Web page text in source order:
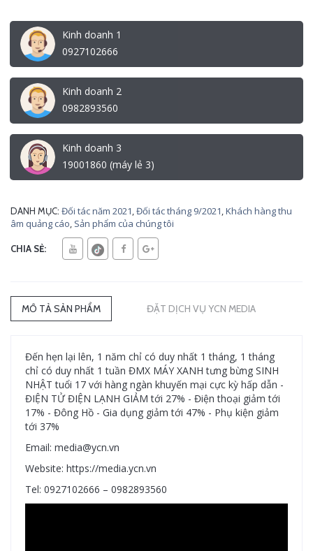
Kinh doanh 1
0927102666
Kinh doanh 2
0982893560
Kinh doanh 3
19001860 (máy lẻ 3)
DANH MỤC: Đối tác năm 2021,Đối tác tháng 9/2021,Khách hàng thu
âm quảng cáo, Sản phẩm của chúng tôi
CHIA SẺ:
MÔ TẢ SẢN PHẨM ĐẶT DỊCH VỤ YCN MEDIA
Đến hẹn lại lên, 1 năm chỉ có duy nhất 1 tháng, 1 tháng
chỉ có duy nhất 1 tuần ĐMX MÁY XANH tưng bừng SINH
NHẬT tuổi 17 với hàng ngàn khuyến mại cực kỳ hấp dẫn -
ĐIỆN TỬ ĐIỆN LẠNH GIẢM tới 27% - Điện thoại giảm tới
17% - Đông Hồ - Gia dụng giảm tới 47% - Phụ kiện giảm
tới 37%
Email: media@ycn.vn
Website: https://media.ycn.vn
Tel: 0927102666 – 0982893560